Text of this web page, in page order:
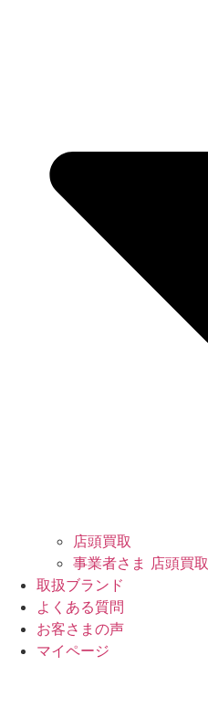
店頭買取
事業者さま 店頭買取
取扱ブランド
よくある質問
お客さまの声
マイページ